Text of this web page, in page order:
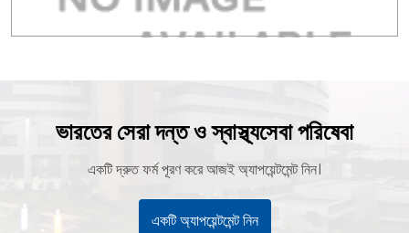
ভারতের সেরা দন্ত ও স্বাস্থ্যসেবা পরিষেবা
একটি দ্রুত ফর্ম পূরণ করে আজই অ্যাপয়েন্টমেন্ট নিন।
একটি অ্যাপয়েন্টমেন্ট নিন